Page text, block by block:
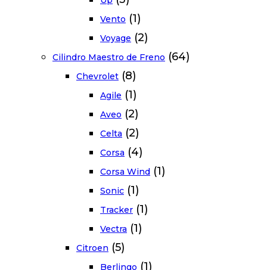
Vento (1)
Voyage (2)
Cilindro Maestro de Freno (64)
Chevrolet (8)
Agile (1)
Aveo (2)
Celta (2)
Corsa (4)
Corsa Wind (1)
Sonic (1)
Tracker (1)
Vectra (1)
Citroen (5)
Berlingo (1)